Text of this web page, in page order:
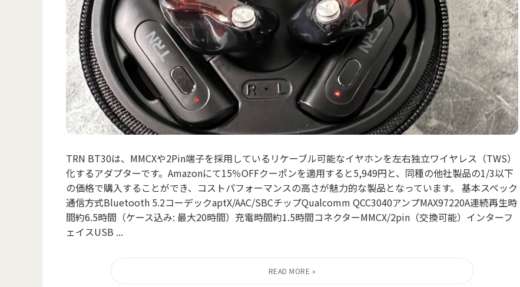
TRN BT30は、MMCXや2Pin端子を採用しているリケーブル可能なイヤホンを左右独立ワイヤレス（TWS）
化するアダプターです。Amazonにて15％OFFクーポンを適用すると5,949円と、同種の他社製品の1/3以下
の価格で購入することができ、コストパフォーマンスの高さが魅力的な製品となっています。 基本スペック
通信方式Bluetooth 5.2コーデックaptX/AAC/SBCチップQualcomm QCC3040アンプMAX97220A連続再生時
間約6.5時間（ケース込み: 最大20時間）充電時間約1.5時間コネクターMMCX/2pin（交換可能）インターフ
ェイスUSB ...